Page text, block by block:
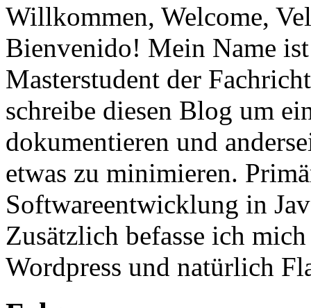
Willkommen, Welcome,
Bienvenido! Mein Name
Masterstudent der
schreibe diesen Blog um
dokumentieren und
etwas zu minimieren.
Softwareentwicklung in
Zusätzlich befasse ich
Wordpress und natürlich